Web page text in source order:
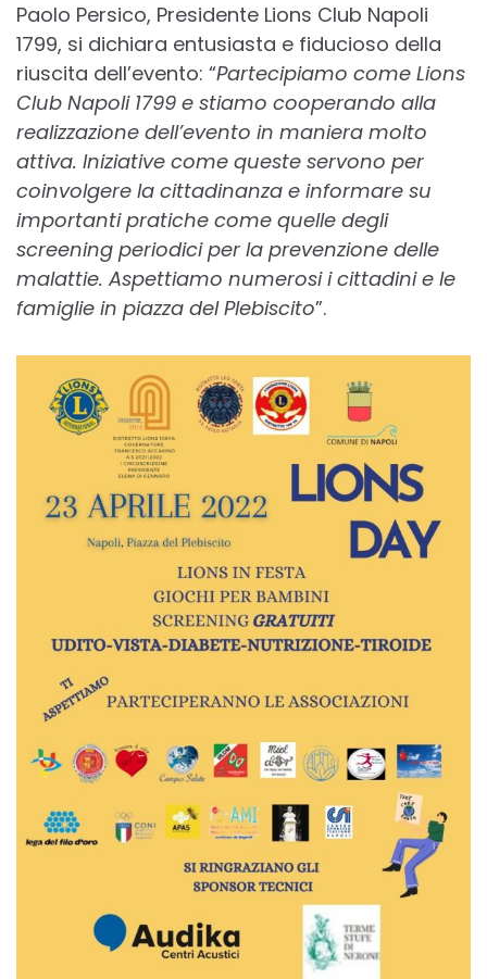
Paolo Persico, Presidente Lions Club Napoli
1799, si dichiara entusiasta e fiducioso della
riuscita dell’evento: “Partecipiamo come Lions
Club Napoli 1799 e stiamo cooperando alla
realizzazione dell’evento in maniera molto
attiva. Iniziative come queste servono per
coinvolgere la cittadinanza e informare su
importanti pratiche come quelle degli
screening periodici per la prevenzione delle
malattie. Aspettiamo numerosi i cittadini e le
famiglie in piazza del Plebiscito”.